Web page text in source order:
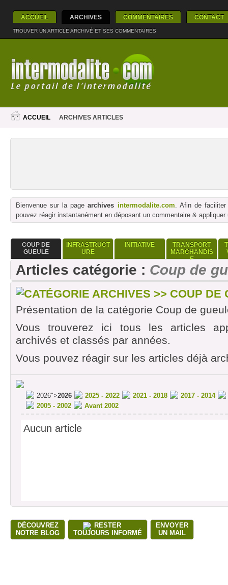
ACCUEIL ARCHIVES COMMENTAIRES CONTACT
TROUVER UN ARTICLE ARCHIVÉ ET SES COMMENTAIRES
ACCUEIL ARCHIVES ARTICLES
Bienvenue sur la pagearchives intermodalite.com. Afin de
pouvez réagir instantanément en déposant un commentaire & appliquer
COUP DE
GUEULE
INFRASTRUCT
URE
INITIATIVE
TRANSPORT
MARCHANDIS
E
Articles catégorie : Coup de
CATÉGORIE ARCHIVES >> COUP DE
Présentation de la catégorie Coup de
Vous trouverez ici tous les articles
archivés et classés par années.
Vous pouvez réagir sur les articles déjà
2026">2026 2025 - 2022 2021 - 2018
2017 - 2014
2005 - 2002
Avant 2002
Aucun article
DÉCOUVREZ
NOTRE BLOG
RESTER
TOUJOURS INFORMÉ
ENVOYER
UN MAIL